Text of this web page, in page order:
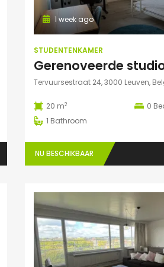
1 week ago
STUDENTENKAMER
Tervuursestraat 24, 3000 Leuven,
20 m2 0
1 Bathroom
NU BESCHIKBAAR